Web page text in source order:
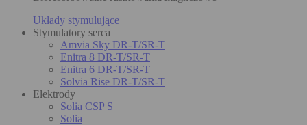
Układy stymulujące
Stymulatory serca
Amvia Sky DR-T/SR-T
Enitra 8 DR-T/SR-T
Enitra 6 DR-T/SR-T
Solvia Rise DR-T/SR-T
Elektrody
Solia CSP S
Solia